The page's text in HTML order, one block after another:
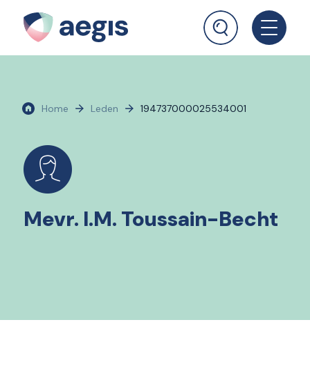
Home Leden 194737000025534001
Mevr. I.M. Toussain-Becht